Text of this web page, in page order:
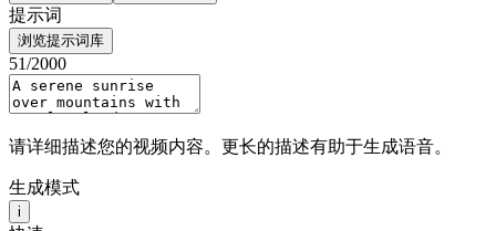
提示词
浏览提示词库
51/2000
请详细描述您的视频内容。更长的描述有助于生成语音。
生成模式
i